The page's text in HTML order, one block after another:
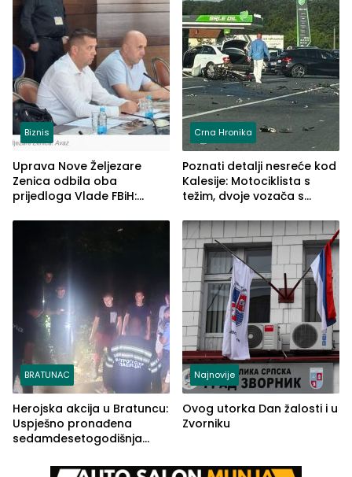
Biznis
Uprava Nove Željezare
Zenica odbila oba
prijedloga Vlade FBiH:
rješenje
Crna Hronika
Poznati detalji nesreće kod
Kalesije: Motociklista s
težim, dvoje vozača s
BRATUNAC
Herojska akcija u Bratuncu:
Uspješno pronađena
sedamdesetogodišnja
Kravice.
Najnovije
Ovog utorka Dan žalosti i u
Zvorniku